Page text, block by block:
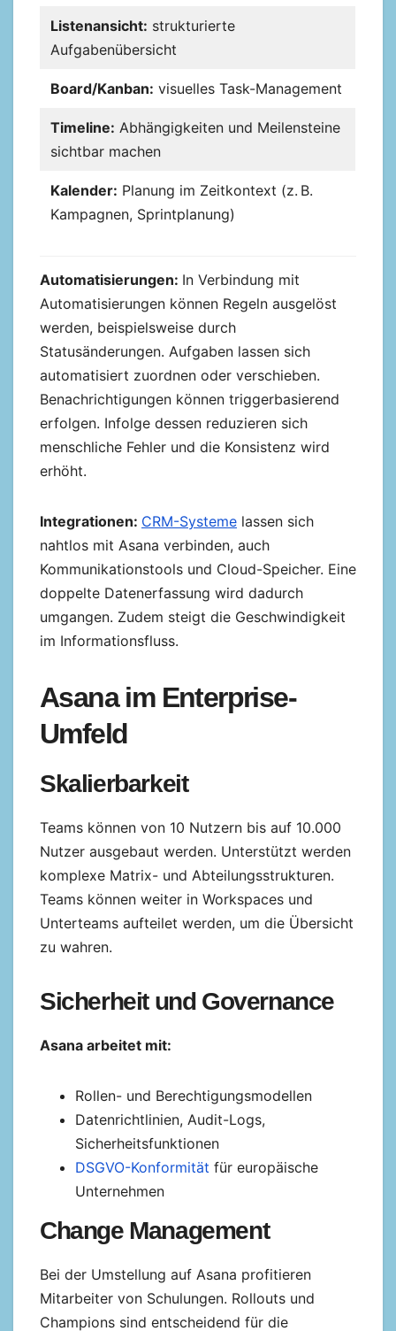
Listenansicht: strukturierte
Aufgabenübersicht
Board/Kanban: visuelles Task-Management
Timeline: Abhängigkeiten und Meilensteine
sichtbar machen
Kalender: Planung im Zeitkontext (z. B.
Kampagnen, Sprintplanung)
Automatisierungen: In Verbindung mit
Automatisierungen können Regeln ausgelöst
werden, beispielsweise durch
Statusänderungen. Aufgaben lassen sich
automatisiert zuordnen oder verschieben.
Benachrichtigungen können triggerbasierend
erfolgen. Infolge dessen reduzieren sich
menschliche Fehler und die Konsistenz wird
erhöht.
Integrationen: CRM-Systeme lassen sich
nahtlos mit Asana verbinden, auch
Kommunikationstools und Cloud-Speicher. Eine
doppelte Datenerfassung wird dadurch
umgangen. Zudem steigt die Geschwindigkeit
im Informationsfluss.
Asana im Enterprise-
Umfeld
Skalierbarkeit
Teams können von 10 Nutzern bis auf 10.000
Nutzer ausgebaut werden. Unterstützt werden
komplexe Matrix- und Abteilungsstrukturen.
Teams können weiter in Workspaces und
Unterteams aufteilet werden, um die Übersicht
zu wahren.
Sicherheit und Governance
Asana arbeitet mit:
Rollen- und Berechtigungsmodellen
Datenrichtlinien, Audit-Logs,
Sicherheitsfunktionen
DSGVO-Konformität für europäische
Unternehmen
Change Management
Bei der Umstellung auf Asana profitieren
Mitarbeiter von Schulungen. Rollouts und
Champions sind entscheidend für die